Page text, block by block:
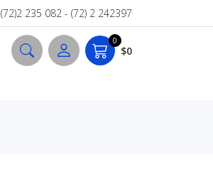
(72)2 235 082 - (72) 2 242397
0
$0